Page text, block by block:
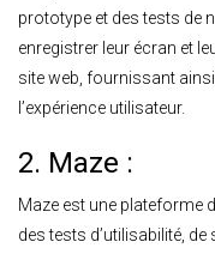
prototype et des tests de
enregistrer leur écran et
site web, fournissant
l’expérience utilisateur.
2. Maze :
Maze est une plateforme
des tests d’utilisabilité,